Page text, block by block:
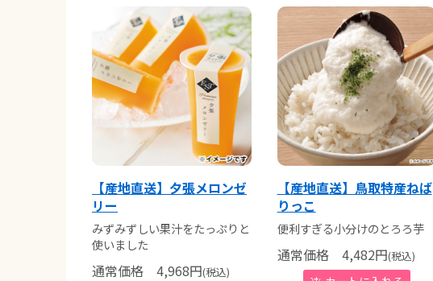
【産地直送】夕張メロンゼ
リー
みずみずしい果汁をたっぷりと
使いました
通常価格 4,968円(税込)
【産地直送】鳥取特産ねば
りっこ
便利すぎる小分けのとろろ芋
通常価格4,482円(税込)